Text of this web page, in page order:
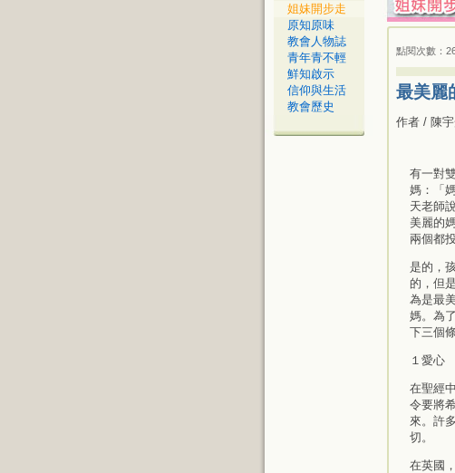
姐妹開步走
原知原味
教會人物誌
青年青不輕
鮮知啟示
信仰與生活
教會歷史
點閱次數：
最美麗
作者 / 陳
有一對
媽：「
天老師
美麗的
兩個都
是的，
的，但
為是最
媽。為
下三個條
１愛心
在聖經
令要將
來。許
切。
在英國